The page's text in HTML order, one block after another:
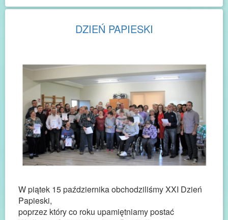
DZIEŃ PAPIESKI
W piątek 15 października obchodziliśmy XXI Dzień
Papieski,
poprzez który co roku upamiętniamy postać